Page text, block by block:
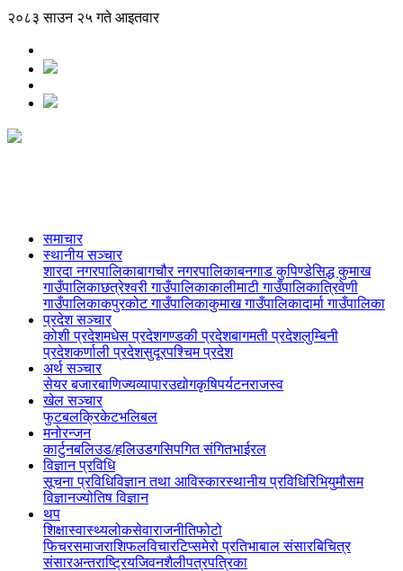
२०८३ साउन २५ गते आइतवार
समाचार
स्थानीय सञ्‍चार
शारदा नगरपालिकाबागचौर नगरपालिकाबनगाड कुपिण्डेसिद्ध कुमाख
गाउँपालिकाछत्रेश्वरी गाउँपालिकाकालीमाटी गाउँपालिकात्रिवेणी
गाउँपालिकाकपुरकोट गाउँपालिकाकुमाख गाउँपालिकादार्मा गाउँपालिका
प्रदेश सञ्‍चार
कोशी प्रदेशमधेस प्रदेशगण्डकी प्रदेशबागमती प्रदेशलुम्बिनी
प्रदेशकर्णाली प्रदेशसुदूरपश्चिम प्रदेश
अर्थ सञ्‍चार
सेयर बजारबाणिज्यव्यापारउद्योगकृषिपर्यटनराजस्व
खेल सञ्‍चार
फुटबलक्रिकेटभलिबल
मनोरन्जन
कार्टुनबलिउड/हलिउडगसिपगित संगितभाईरल
विज्ञान प्रविधि
सूचना प्रविधिविज्ञान तथा आविस्कारस्थानीय प्रविधिरिभियुमौसम
विज्ञानज्योतिष विज्ञान
थप
शिक्षास्वास्थ्यलोकसेवाराजनीतिफोटो
फिचरसमाजराशिफलविचारटिप्समेरो प्रतिभाबाल संसारबिचित्र
संसारअन्तराष्ट्रियजिवनशैलीपत्रपत्रिका